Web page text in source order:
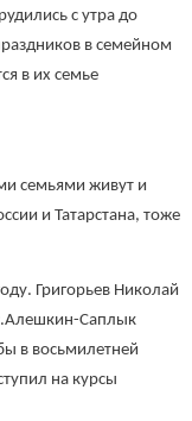
с утра до
в семейном
в их семье
семьями живут и
и Татарстана, тоже
Григорьев Николай
Саплык
в восьмилетней
на курсы